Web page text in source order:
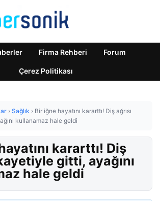
Firma Rehberi Forum
Çerez Politikası
› Sağlık › Bir iğne hayatını kararttı! Diş ağrısı
kullanamaz hale geldi
kararttı! Diş
gitti, ayağını
hale geldi